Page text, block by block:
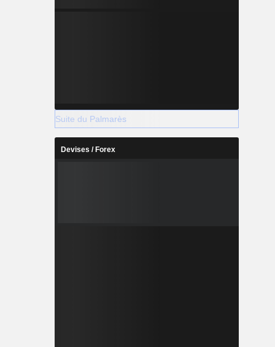
Suite du Palmarès
Devises / Forex